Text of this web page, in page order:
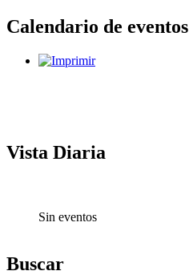
Calendario de eventos
Vista Diaria
Sin eventos
Buscar